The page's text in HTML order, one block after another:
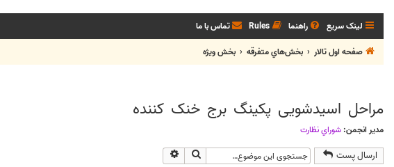
لینک سریع راهنما Rules تماس با ما
صفحه اول تالار
بخش‌‌هاي متفرقه بخش ويژه
مراحل اسیدشویی پکینگ برج خنک کننده
مدیر انجمن: شوراي نظارت
ارسال پست جستجو